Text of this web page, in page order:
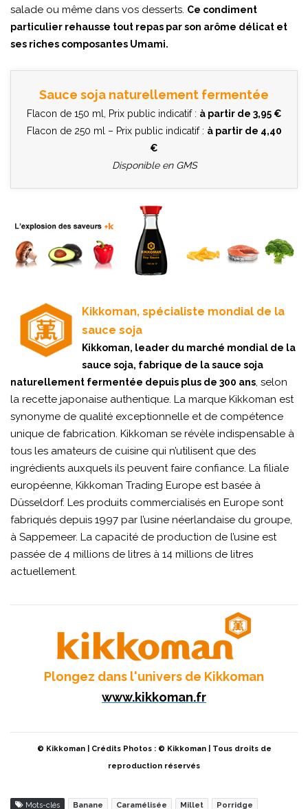
salade ou même dans vos desserts. Ce condiment
particulier rehausse tout repas par son arôme délicat et
ses riches composantes Umami.
Sauce soja naturellement fermentée
Flacon de 150 ml, Prix public indicatif : à partir de 3,95 €
Flacon de 250 ml – Prix public indicatif : à partir de 4,40
€
Disponible en GMS
Kikkoman, spécialiste mondial de la
sauce soja
Kikkoman, leader du marché mondial de la
sauce soja, fabrique de la sauce soja
naturellement fermentée depuis plus de 300 ans, selon
la recette japonaise authentique. La marque Kikkoman est
synonyme de qualité exceptionnelle et de compétence
unique de fabrication. Kikkoman se révèle indispensable à
tous les amateurs de cuisine qui n’utilisent que des
ingrédients auxquels ils peuvent faire confiance. La filiale
européenne, Kikkoman Trading Europe est basée à
Düsseldorf. Les produits commercialisés en Europe sont
fabriqués depuis 1997 par l’usine néerlandaise du groupe,
à Sappemeer. La capacité de production de l’usine est
passée de 4 millions de litres à 14 millions de litres
actuellement.
Plongez dans l'univers de Kikkoman
www.kikkoman.fr
© Kikkoman | Crédits Photos : © Kikkoman | Tous droits de
reproduction réservés
Mots-clés Banane Caramélisée Millet Porridge